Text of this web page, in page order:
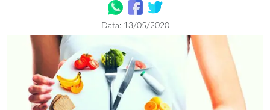
Data: 13/05/2020